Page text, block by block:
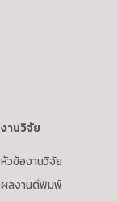
งานวิจัย
หัวข้องานวิจัย
ผลงานตีพิมพ์